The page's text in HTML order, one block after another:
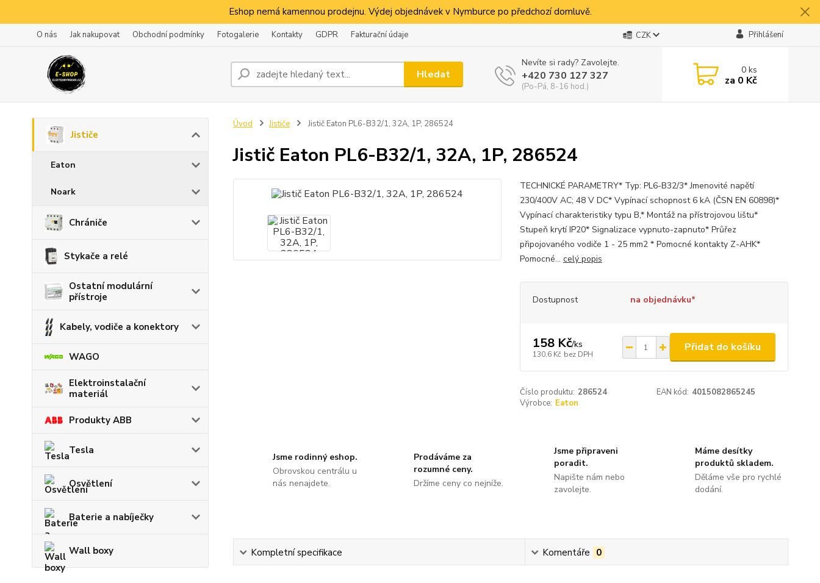
Eshop nemá kamennou prodejnu. Výdej objednávek v Nymburce po předchozí domluvě.
O nás Jak nakupovat Obchodní podmínky Fotogalerie Kontakty GDPR Fakturační údaje CZK Přihlášení
Hledat
Nevíte si rady? Zavolejte.
+420 730 127 327
(Po-Pá, 8-16 hod.)
0ks
za 0 Kč
Jističe
Eaton
Noark
Chrániče
Stykače a relé
Ostatní modulární
přístroje
Kabely, vodiče a konektory
WAGO
Elektroinstalační
materiál
Produkty ABB
Tesla
Osvětlení
Baterie a nabíječky
Wall boxy
Úvod Jističe Jistič Eaton PL6-B32/1, 32A, 1P, 286524
Jistič Eaton PL6-B32/1, 32A, 1P, 286524
TECHNICKÉ PARAMETRY* Typ: PL6-B32/3* Jmenovité napětí
230/400V AC; 48 V DC* Vypínací schopnost 6 kA (ČSN EN 60898)*
Vypínací charakteristiky typu B,* Montáž na přístrojovou lištu*
Stupeň krytí IP20* Signalizace vypnuto-zapnuto* Průřez
připojovaného vodiče 1 - 25 mm2 * Pomocné kontakty Z-AHK*
Pomocné... celý popis
Dostupnost na objednávku*
158 Kč/ks
130,6 Kč bez DPH
Přidat do košíku
Číslo produktu: 286524 EAN kód: 4015082865245
Výrobce: Eaton
Jsme rodinný eshop.
Obrovskou centrálu u
nás nenajdete.
Prodáváme za
rozumné ceny.
Držíme ceny co nejníže.
Jsme připraveni
poradit.
Napište nám nebo
zavolejte.
Máme desítky
produktů skladem.
Děláme vše pro rychlé
dodání.
Kompletní specifikace Komentáře 0